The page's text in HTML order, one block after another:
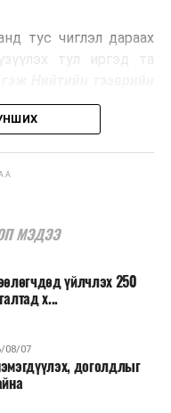
лагийн
тус чиглэл дараах
тул иргэд та
МЭДЭЭ
үйлчлэх 250
х...
08/07
доголдлыг